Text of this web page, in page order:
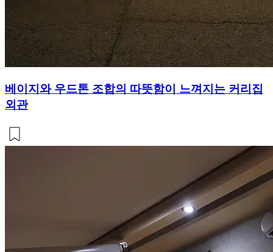
베이지와 우드톤 조합의 따뜻함이 느껴지는 커리집
외관